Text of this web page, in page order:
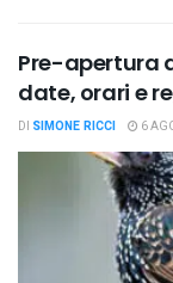
Pre-apertura
date, orari e
DI SIMONE RICCI 6